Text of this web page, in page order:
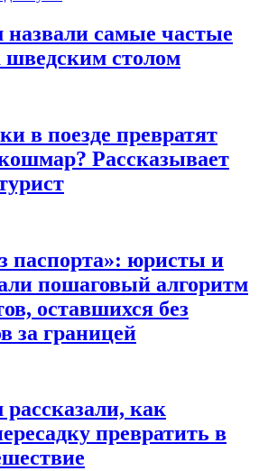
назвали самые частые
шведским столом
в поезде превратят
Рассказывает
паспорта»: юристы и
пошаговый алгоритм
оставшихся без
за границей
как
превратить в